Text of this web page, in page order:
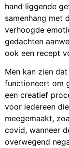
hand liggende
samenhang met
verhoogde
gedachten
ook een recept
Men kan zien
functioneert om
een creatief
voor iedereen
meegemaakt,
covid, wanneer
overwegend